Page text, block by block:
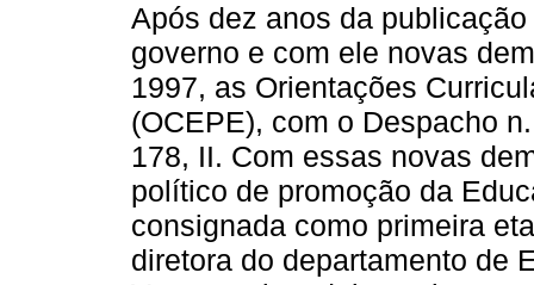
Após dez anos da
governo e com ele novas
1997, as Orientações
(OCEPE), com o Despacho
178, II. Com essas novas
político de promoção da
consignada como primeira
diretora do departamento de